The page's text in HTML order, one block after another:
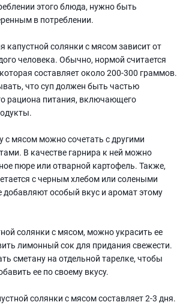
этого блюда, нужно быть
в потреблении.
капустной солянки с мясом зависит от
человека. Обычно, нормой считается
составляет около 200-300 граммов.
что суп должен быть частью
рациона питания, включающего
с мясом можно сочетать с другими
В качестве гарнира к ней можно
пюре или отварной картофель. Также,
с черным хлебом или солеными
добавляют особый вкус и аромат этому
солянки с мясом, можно украсить ее
лимонный сок для придания свежести.
сметану на отдельной тарелке, чтобы
ее по своему вкусу.
солянки с мясом составляет 2-3 дня.